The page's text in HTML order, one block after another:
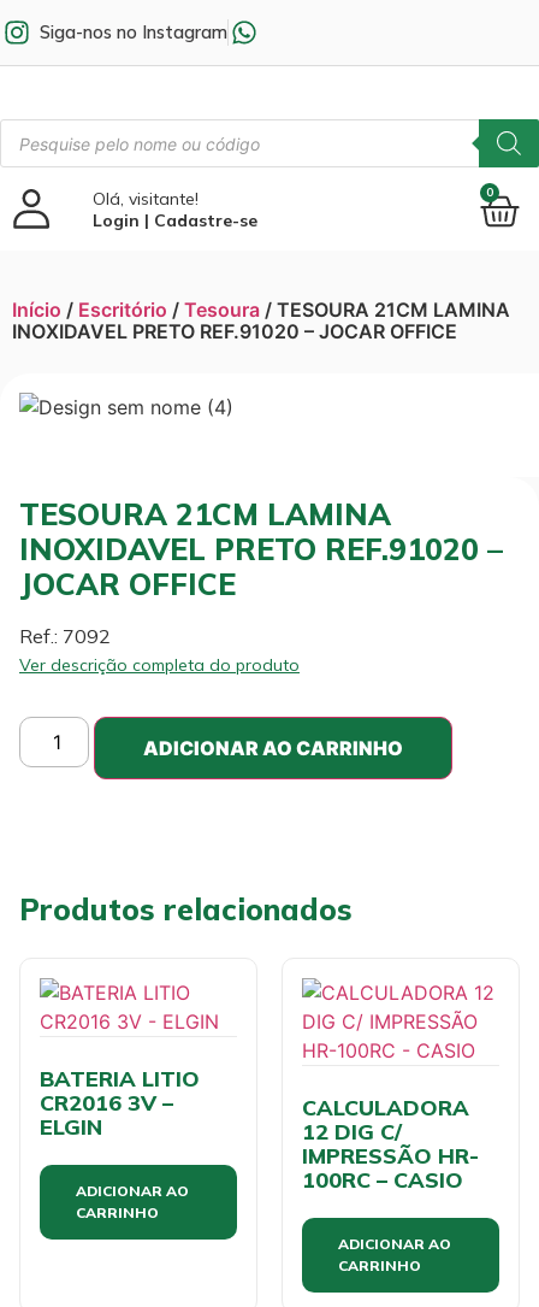
Siga-nos no Instagram
Olá, visitante!
Login | Cadastre-se
0
Início / Escritório / Tesoura / TESOURA 21CM LAMINA
INOXIDAVEL PRETO REF.91020 – JOCAR OFFICE
TESOURA 21CM LAMINA
INOXIDAVEL PRETO REF.91020 –
JOCAR OFFICE
Ref.: 7092
Ver descrição completa do produto
ADICIONAR AO CARRINHO
Produtos relacionados
BATERIA LITIO
CR2016 3V –
ELGIN
ADICIONAR AO
CARRINHO
CALCULADORA
12 DIG C/
IMPRESSÃO HR-
100RC – CASIO
ADICIONAR AO
CARRINHO